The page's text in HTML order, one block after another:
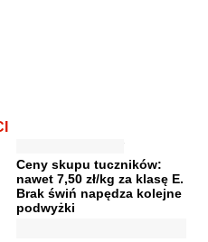
Ceny skupu tuczników:
nawet 7,50 zł/kg za klasę E.
Brak świń napędza kolejne
podwyżki